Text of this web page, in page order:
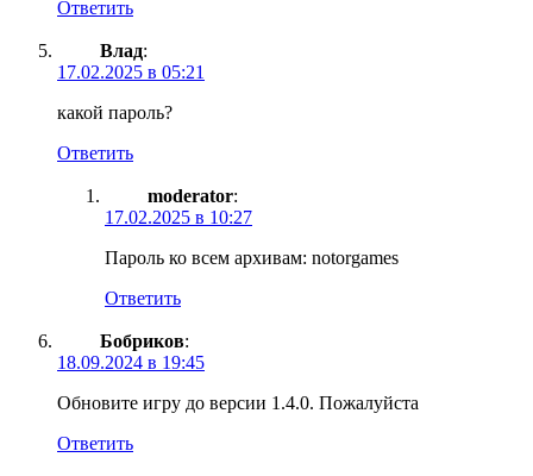
Ответить
Влад:
17.02.2025 в 05:21
какой пароль?
Ответить
moderator:
17.02.2025 в 10:27
Пароль ко всем архивам: notorgames
Ответить
Бобриков:
18.09.2024 в 19:45
Обновите игру до версии 1.4.0. Пожалуйста
Ответить